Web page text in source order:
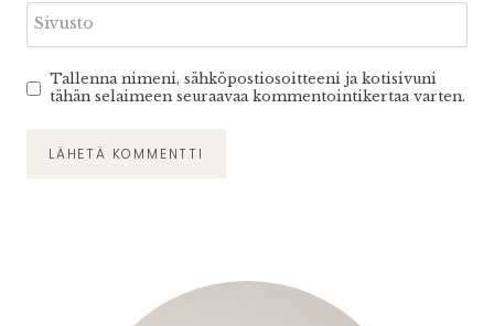
Sivusto
Tallenna nimeni, sähköpostiosoitteeni ja kotisivuni
tähän selaimeen seuraavaa kommentointikertaa varten.